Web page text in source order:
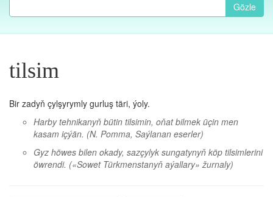
Gözle
tilsim
Bir zadyň çylşyrymly gurluş täri, ýoly.
Harby tehnikanyň bütin tilsimin, oňat bilmek üçin men
kasam içýän. (N. Pomma, Saýlanan eserler)
Gyz höwes bilen okady, sazçylyk sungatynyň köp tilsimlerini
öwrendi. («Sowet Türkmenstanyň aýallary» žurnaly)